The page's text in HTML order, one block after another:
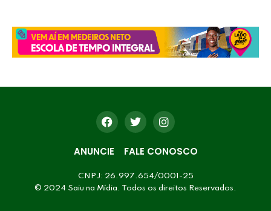
ANUNCIE FALE CONOSCO
CNPJ: 26.997.654/0001-25
© 2024 Saiu na Mídia. Todos os direitos Reservados.